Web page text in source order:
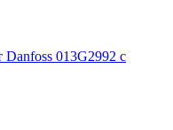
Danfoss 013G2992 с